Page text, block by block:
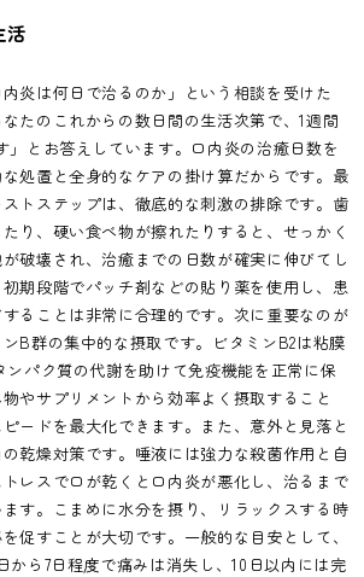
活
炎は何日で治るのか」という相談を受けた
たのこれからの数日間の生活次第で、1週間
」とお答えしています。口内炎の治癒日数を
処置と全身的なケアの掛け算だからです。最
トステップは、徹底的な刺激の排除です。歯
り、硬い食べ物が擦れたりすると、せっかく
破壊され、治癒までの日数が確実に伸びてし
期段階でパッチ剤などの貼り薬を使用し、患
ることは非常に合理的です。次に重要なのが
B群の集中的な摂取です。ビタミンB2は粘膜
パク質の代謝を助けて免疫機能を正常に保
やサプリメントから効率よく摂取すること
ードを最大化できます。また、意外と見落と
乾燥対策です。唾液には強力な殺菌作用と自
レスで口が乾くと口内炎が悪化し、治るまで
す。こまめに水分を摂り、リラックスする時
促すことが大切です。一般的な目安として、
から7日程度で痛みは消失し、10日以内には完